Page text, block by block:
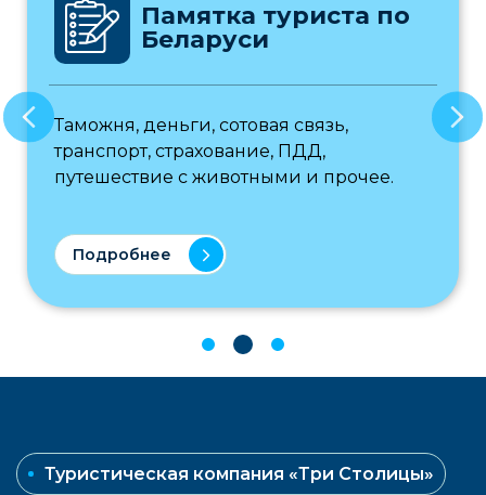
Памятка туриста по
Беларуси
Таможня, деньги, сотовая связь,
транспорт, страхование, ПДД,
путешествие с животными и прочее.
Подробнее
Туристическая компания «Три Столицы»